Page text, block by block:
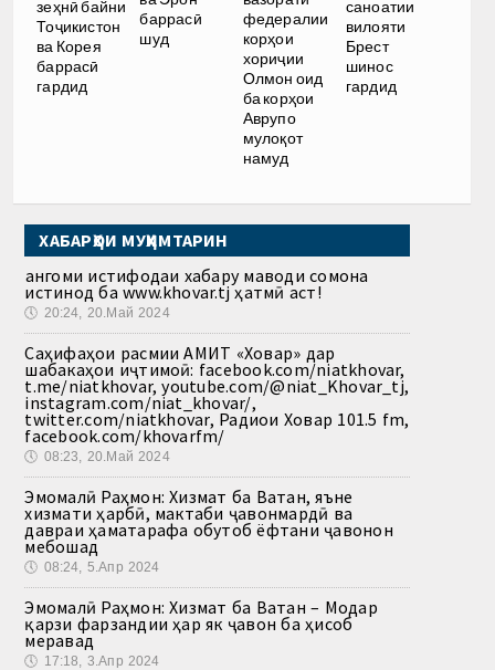
зеҳнӣ байни
Тоҷикистон
ва Корея
баррасӣ
гардид
баррасӣ
шуд
федералии
корҳои
хориҷии
Олмон оид
ба корҳои
Аврупо
мулоқот
намуд
саноатии
вилояти
Брест
шинос
гардид
ХАБАРҲОИ МУҲИМТАРИН
Ҳангоми истифодаи хабару маводи сомона
истинод ба www.khovar.tj ҳатмӣ аст!
🕔 20:24, 20.Май 2024
Саҳифаҳои расмии АМИТ «Ховар» дар
шабакаҳои иҷтимоӣ: facebook.com/niatkhovar,
t.me/niatkhovar, youtube.com/@niat_Khovar_tj,
instagram.com/niat_khovar/,
twitter.com/niatkhovar, Радиои Ховар 101.5 fm,
facebook.com/khovarfm/
🕔 08:23, 20.Май 2024
Эмомалӣ Раҳмон: Хизмат ба Ватан, яъне
хизмати ҳарбӣ, мактаби ҷавонмардӣ ва
давраи ҳаматарафа обутоб ёфтани ҷавонон
мебошад
🕔 08:24, 5.Апр 2024
Эмомалӣ Раҳмон: Хизмат ба Ватан – Модар
қарзи фарзандии ҳар як ҷавон ба ҳисоб
меравад
🕔 17:18, 3.Апр 2024